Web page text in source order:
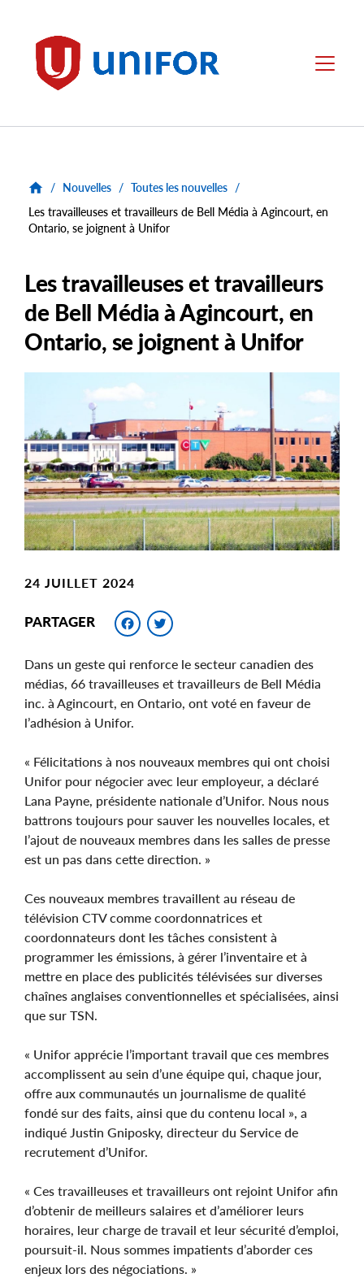
Unifor Menu
/ Nouvelles / Toutes les nouvelles /
Les travailleuses et travailleurs de Bell Média à Agincourt, en
Ontario, se joignent à Unifor
Les travailleuses et travailleurs
de Bell Média à Agincourt, en
Ontario, se joignent à Unifor
Image
24 JUILLET 2024
PARTAGER Facebook
Dans un geste qui renforce le secteur canadien des
médias, 66 travailleuses et travailleurs de Bell Média
inc. à Agincourt, en Ontario, ont voté en faveur de
l’adhésion à Unifor.
« Félicitations à nos nouveaux membres qui ont choisi
Unifor pour négocier avec leur employeur, a déclaré
Lana Payne, présidente nationale d’Unifor. Nous nous
battrons toujours pour sauver les nouvelles locales, et
l’ajout de nouveaux membres dans les salles de presse
est un pas dans cette direction. »
Ces nouveaux membres travaillent au réseau de
télévision CTV comme coordonnatrices et
coordonnateurs dont les tâches consistent à
programmer les émissions, à gérer l’inventaire et à
mettre en place des publicités télévisées sur diverses
chaînes anglaises conventionnelles et spécialisées, ainsi
que sur TSN.
« Unifor apprécie l’important travail que ces membres
accomplissent au sein d’une équipe qui, chaque jour,
offre aux communautés un journalisme de qualité
fondé sur des faits, ainsi que du contenu local », a
indiqué Justin Gniposky, directeur du Service de
recrutement d’Unifor.
« Ces travailleuses et travailleurs ont rejoint Unifor afin
d’obtenir de meilleurs salaires et d’améliorer leurs
horaires, leur charge de travail et leur sécurité d’emploi,
poursuit-il. Nous sommes impatients d’aborder ces
enjeux lors des négociations. »